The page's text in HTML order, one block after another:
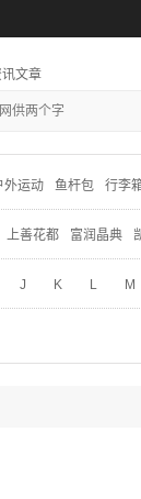
文章
外运动 鱼杆包 行李
上善花都 富润晶典
J K L M